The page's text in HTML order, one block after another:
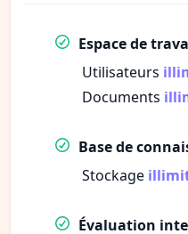
Espace de
Utilisateurs
Documents
Base de
Stockage
Évaluation